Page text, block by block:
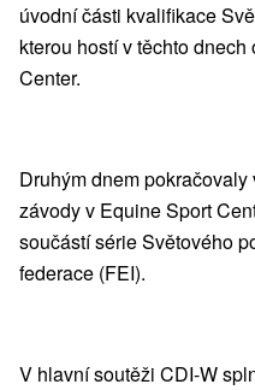
úvodní části kvalifikace
kterou hostí v těchto
Center.
Druhým dnem
závody v Equine Sport
součástí série Světového
federace (FEI).
V hlavní soutěži CDI-W